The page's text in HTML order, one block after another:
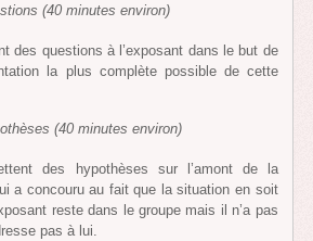
(40 minutes environ)
des questions à l’exposant dans le but de
la plus complète possible de cette
(40 minutes environ)
des hypothèses sur l’amont de la
a concouru au fait que la situation en soit
reste dans le groupe mais il n’a pas
pas à lui.